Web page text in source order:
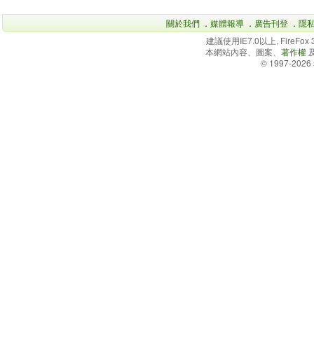
關於我們 ． 媒體報導 ． 廣告刊登 ． 隱
建議使用IE7.0以上,
本網站內容、圖案、 著作權
© 1997-2026